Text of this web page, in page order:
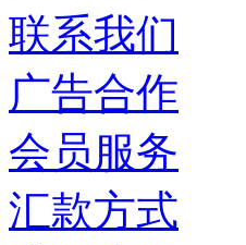
联系我们
广告合作
会员服务
汇款方式